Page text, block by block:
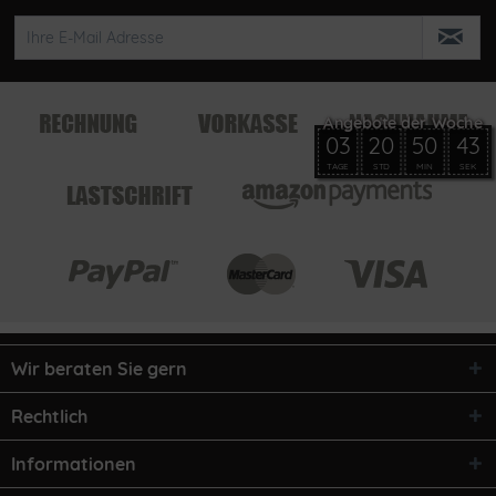
Wir beraten Sie gern
Rechtlich
Informationen
03
TAGE
20
STD
50
MIN
43
SEK